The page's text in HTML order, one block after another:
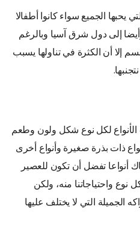
يحبها الجميع سواء كانوا أطفالا
إلى دول شرق آسيا وبالرغم
إلا أن الكثرة في تناولها يسبب
الأنواع لكل نوع شكل ولون وطعم
ذات بذرة صغيرة وأنواع أخرى
أنواعا تفضل أن تكون للعصير
واحتياجاتنا منه، ولكن
الجميلة التي لا يختلف عليها